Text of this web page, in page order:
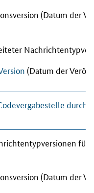
(Datum der
(Datum der
durch
für
(Datum der